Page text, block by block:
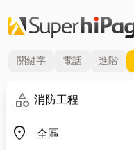
關鍵字 電話 進階
category
關鍵字
place
地區